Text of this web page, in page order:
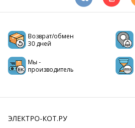
Возврат/обмен
30 дней
Мы -
производитель
ЭЛЕКТРО-КОТ.РУ